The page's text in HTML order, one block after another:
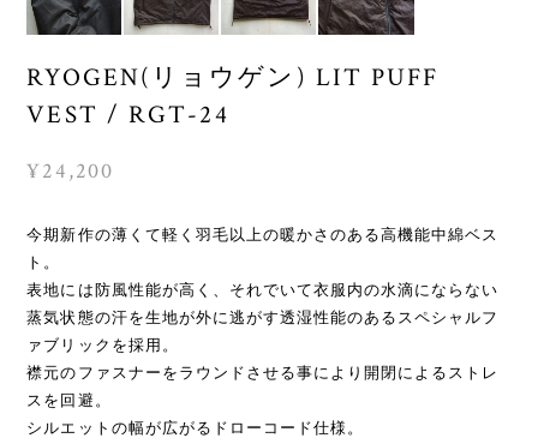
RYOGEN(リョウゲン) LIT PUFF
VEST / RGT-24
¥24,200
今期新作の薄くて軽く羽毛以上の暖かさのある高機能中綿ベス
ト。
表地には防風性能が高く、それでいて衣服内の水滴にならない
蒸気状態の汗を生地が外に逃がす透湿性能のあるスペシャルフ
ァブリックを採用。
襟元のファスナーをラウンドさせる事により開閉によるストレ
スを回避。
シルエットの幅が広がるドローコード仕様。